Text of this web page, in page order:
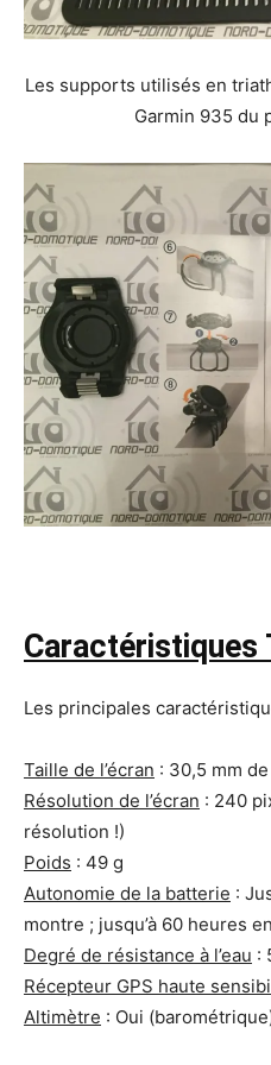
Les supports utilisés en
Garmin 935 du
Caractéristiques
Les principales
Taille de l’écran : 30,5 mm
Résolution de l’écran : 240
résolution !)
Poids : 49 g
Autonomie de la batterie :
montre ; jusqu’à 60 heures
Degré de résistance à l’eau :
Récepteur GPS haute
Altimètre : Oui